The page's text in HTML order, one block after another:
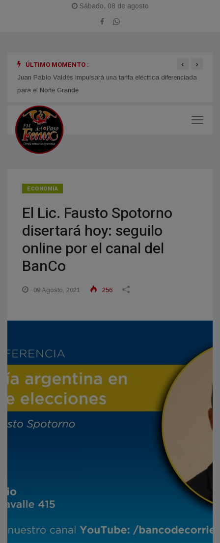
Sábado, 08 de agosto
ÚLTIMO MOMENTO :
Juan Pablo Valdés impulsará una tarifa eléctrica diferenciada
para el Norte Grande
‹ ›
ECONOMÍA
El Lic. Fausto Spotorno
disertará hoy: seguilo
online por el canal del
BanCo
09 Agosto, 2021 256